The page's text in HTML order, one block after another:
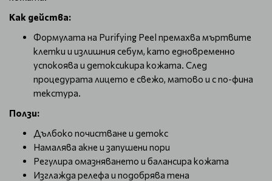
Как действа:
Формулата на Purifying Peel премахва мъртвите
клетки и излишния себум, като едновременно
успокоява и детоксикира кожата. След
процедурата лицето е свежо, матово и с по-фина
текстура.
Ползи:
Дълбоко почистване и детокс
Намалява акне и запушени пори
Регулира омазняването и балансира кожата
Изглажда релефа и подобрява тена